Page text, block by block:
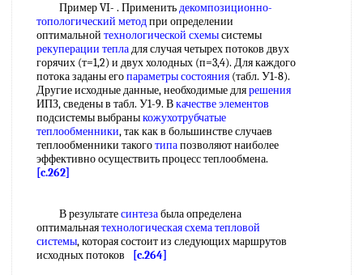
Пример VI- . Применитьдекомпозиционно-
топологический методпри определении
оптимальной технологической схемысистемы
рекуперации тепладля случая четырех потоков двух
горячих (т=1,2) и двух холодных (п=3,4). Для каждого
потока заданы егопараметры состояния (табл. У1-8).
Другие исходные данные, необходимые длярешения
ИПЗ, сведены в табл. У1-9. Вкачестве элементов
подсистемы выбраныкожухотрубчатые
теплообменники, так как в большинстве случаев
теплообменники такоготипапозволяют наиболее
эффективно осуществить процесс теплообмена.
[c.262]
В результатесинтезабыла определена
оптимальнаятехнологическая схематепловой
системы, которая состоит из следующих маршрутов
исходных потоков
[c.264]